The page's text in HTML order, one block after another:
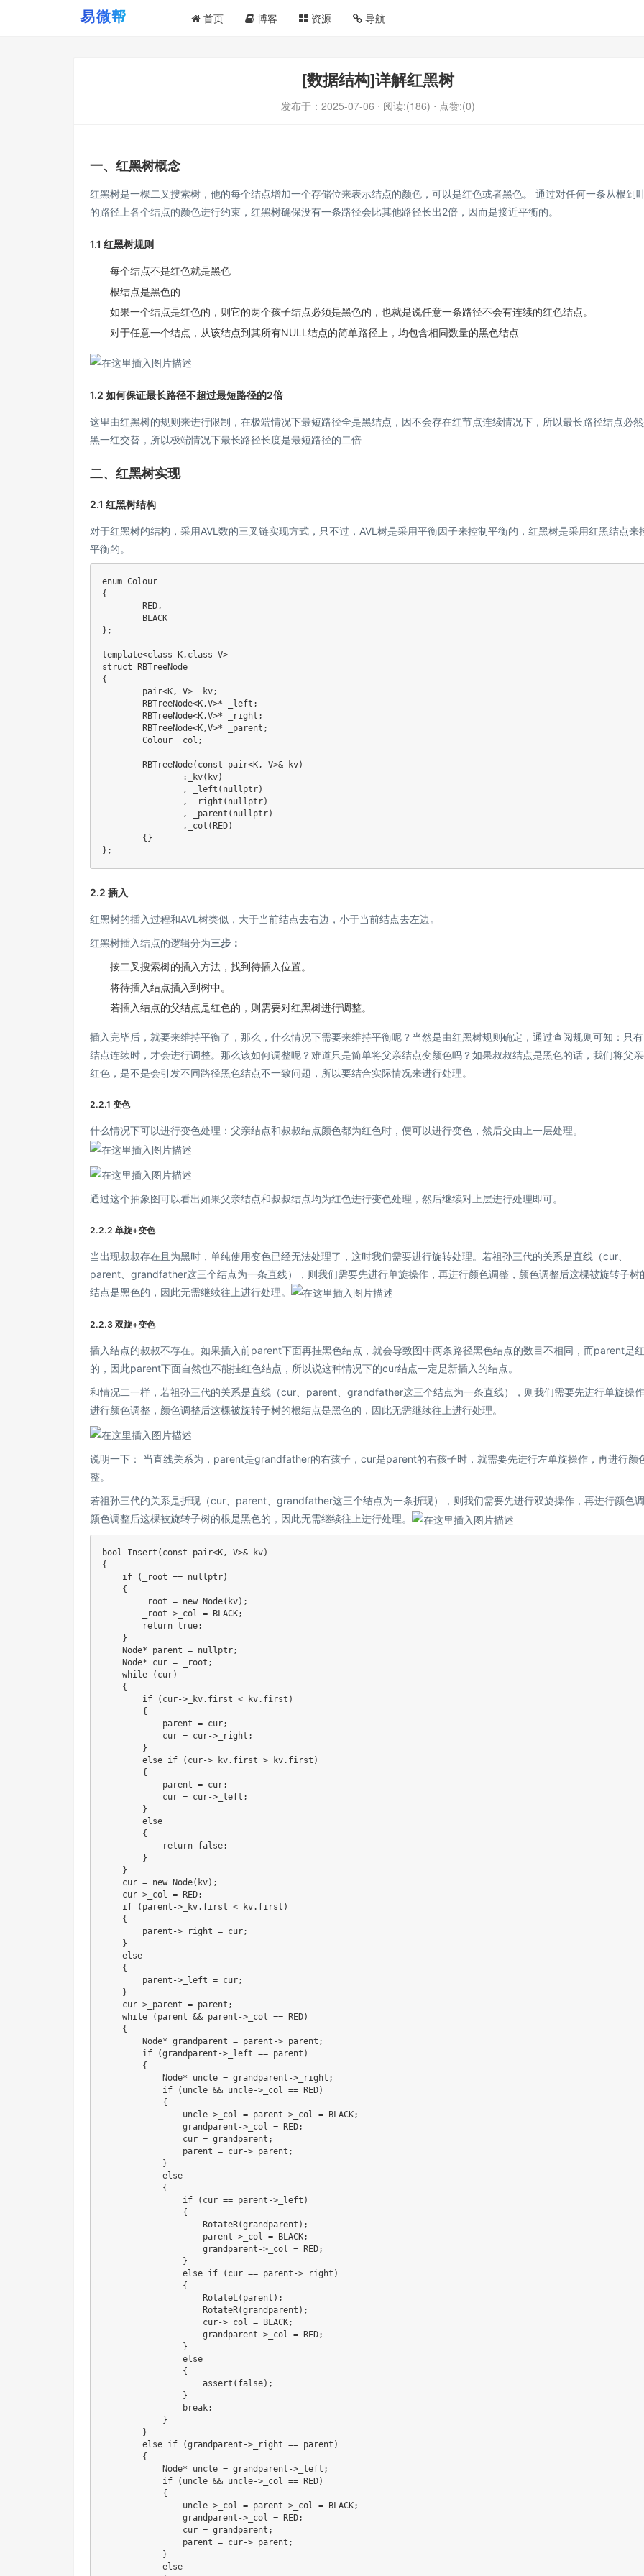
首页 博客 资源 导航
[数据结构]详解红黑树
发布于： 2025-07-06 ⋅ 阅读:(186) ⋅ 点赞:(0)
一、红黑树概念
红黑树是一棵二叉搜索树，他的每个结点增加一个存储位来表示结点的颜色，可以是红色或者黑色。 通过对任何一条从根到
的路径上各个结点的颜色进⾏约束，红黑树确保没有一条路径会⽐其他路径长出2倍，因而是接近平衡的。
1.1 红黑树规则
每个结点不是红色就是黑色
根结点是黑色的
如果⼀个结点是红色的，则它的两个孩子结点必须是黑色的，也就是说任意⼀条路径不会有连续的红色结点。
对于任意一个结点，从该结点到其所有NULL结点的简单路径上，均包含相同数量的黑色结点
1.2 如何保证最长路径不超过最短路径的2倍
这里由红黑树的规则来进行限制，在极端情况下最短路径全是黑结点，因不会存在红节点连续情况下，所以最长路径结点必
黑一红交替，所以极端情况下最长路径长度是最短路径的二倍
二、红黑树实现
2.1 红黑树结构
对于红黑树的结构，采用AVL数的三叉链实现方式，只不过，AVL树是采用平衡因子来控制平衡的，红黑树是采用红黑结点来
平衡的。
enum Colour
{
};
template<class K,class V>
struct RBTreeNode
{
2.2 插入
红黑树的插入过程和AVL树类似，大于当前结点去右边，小于当前结点去左边。
红黑树插入结点的逻辑分为三步：
按二叉搜索树的插入方法，找到待插入位置。
将待插入结点插入到树中。
若插入结点的父结点是红色的，则需要对红黑树进行调整。
插入完毕后，就要来维持平衡了，那么，什么情况下需要来维持平衡呢？当然是由红黑树规则确定，通过查阅规则可知：只
结点连续时，才会进行调整。那么该如何调整呢？难道只是简单将父亲结点变颜色吗？如果叔叔结点是黑色的话，我们将父
红色，是不是会引发不同路径黑色结点不一致问题，所以要结合实际情况来进行处理。
2.2.1 变色
什么情况下可以进行变色处理：父亲结点和叔叔结点颜色都为红色时，便可以进行变色，然后交由上一层处理。
通过这个抽象图可以看出如果父亲结点和叔叔结点均为红色进行变色处理，然后继续对上层进行处理即可。
2.2.2 单旋+变色
当出现叔叔存在且为黑时，单纯使用变色已经无法处理了，这时我们需要进行旋转处理。若祖孙三代的关系是直线（cur、
parent、grandfather这三个结点为一条直线），则我们需要先进行单旋操作，再进行颜色调整，颜色调整后这棵被旋转子树
结点是黑色的，因此无需继续往上进行处理。
2.2.3 双旋+变色
插入结点的叔叔不存在。如果插入前parent下面再挂黑色结点，就会导致图中两条路径黑色结点的数目不相同，而parent是
的，因此parent下面自然也不能挂红色结点，所以说这种情况下的cur结点一定是新插入的结点。
和情况二一样，若祖孙三代的关系是直线（cur、parent、grandfather这三个结点为一条直线），则我们需要先进行单旋操
进行颜色调整，颜色调整后这棵被旋转子树的根结点是黑色的，因此无需继续往上进行处理。
说明一下： 当直线关系为，parent是grandfather的右孩子，cur是parent的右孩子时，就需要先进行左单旋操作，再进行颜
整。
若祖孙三代的关系是折现（cur、parent、grandfather这三个结点为一条折现），则我们需要先进行双旋操作，再进行颜色调
颜色调整后这棵被旋转子树的根是黑色的，因此无需继续往上进行处理。
bool Insert(const pair<K, V>& kv)
{
    if (_root == nullptr)
    {
        _root = new Node(kv);
        _root->_col = BLACK;
        return true;
    }
    Node* parent = nullptr;
    Node* cur = _root;
    while (cur)
    {
        if (cur->_kv.first < kv.first)
        {
            parent = cur;
            cur = cur->_right;
        }
        else if (cur->_kv.first > kv.first)
        {
            parent = cur;
            cur = cur->_left;
        }
        else
        {
            return false;
        }
    }
    cur = new Node(kv);
    cur->_col = RED;
    if (parent->_kv.first < kv.first)
    {
        parent->_right = cur;
    }
    else
    {
        parent->_left = cur;
    }
    cur->_parent = parent;
    while (parent && parent->_col == RED)
    {
        Node* grandparent = parent->_parent;
        if (grandparent->_left == parent)
        {
            Node* uncle = grandparent->_right;
            if (uncle && uncle->_col == RED)
            {
                uncle->_col = parent->_col = BLACK;
                grandparent->_col = RED;
                cur = grandparent;
                parent = cur->_parent;
            }
            else
            {
                if (cur == parent->_left)
                {
                    RotateR(grandparent);
                    parent->_col = BLACK;
                    grandparent->_col = RED;
                }
                else if (cur == parent->_right)
                {
                    RotateL(parent);
                    RotateR(grandparent);
                    cur->_col = BLACK;
                    grandparent->_col = RED;
                }
                else
                {
                    assert(false);
                }
                break;
            }
        }
        else if (grandparent->_right == parent)
        {
            Node* uncle = grandparent->_left;
            if (uncle && uncle->_col == RED)
            {
                uncle->_col = parent->_col = BLACK;
                grandparent->_col = RED;
                cur = grandparent;
                parent = cur->_parent;
            }
            else